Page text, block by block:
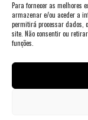
Para fornecer as melhores
armazenar e/ou aceder a
permitirá processar dados,
site. Não consentir ou
funções.
Copyright ©